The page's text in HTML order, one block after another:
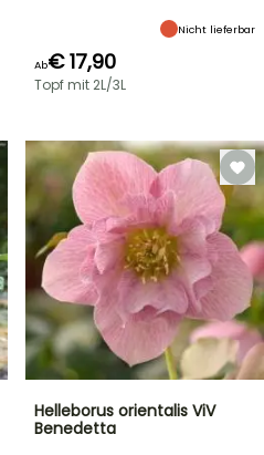
Nicht lieferbar
Ab€ 17,90
Topf mit 2L/3L
Helleborus orientalis ViV
Benedetta